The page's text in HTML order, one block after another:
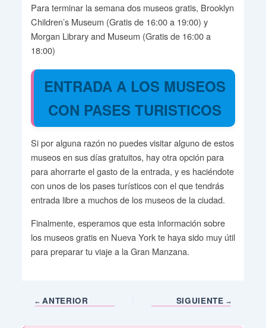
Para terminar la semana dos museos gratis, Brooklyn
Children’s Museum (Gratis de 16:00 a 19:00) y
Morgan Library and Museum (Gratis de 16:00 a
18:00)
ENTRADA A LOS MUSEOS
CON PASES TURISTICOS
Si por alguna razón no puedes visitar alguno de estos
museos en sus días gratuitos, hay otra opción para
para ahorrarte el gasto de la entrada, y es haciéndote
con unos de los pases turísticos con el que tendrás
entrada libre a muchos de los museos de la ciudad.
Finalmente, esperamos que esta información sobre
los museos gratis en Nueva York te haya sido muy útil
para preparar tu viaje a la Gran Manzana.
ANTERIOR SIGUIENTE